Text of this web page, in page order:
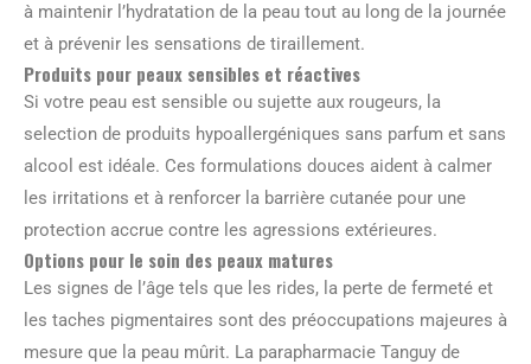
à maintenir l’hydratation de la peau tout au long de la journée
et à prévenir les sensations de tiraillement.
Produits pour peaux sensibles et réactives
Si votre peau est sensible ou sujette aux rougeurs, la
selection de produits hypoallergéniques sans parfum et sans
alcool est idéale. Ces formulations douces aident à calmer
les irritations et à renforcer la barrière cutanée pour une
protection accrue contre les agressions extérieures.
Options pour le soin des peaux matures
Les signes de l’âge tels que les rides, la perte de fermeté et
les taches pigmentaires sont des préoccupations majeures à
mesure que la peau mûrit. La parapharmacie Tanguy de